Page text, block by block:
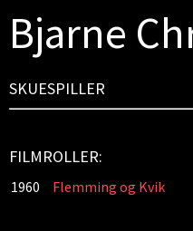
Bjarne
SKUESPILLER
FILMROLLER:
1960 Flemming og Kvik